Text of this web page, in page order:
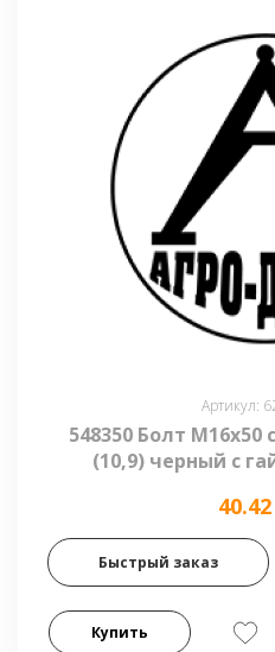
Артикул:
548350 Болт М16х50
(10,9) черный с
Быстрый заказ
Купить